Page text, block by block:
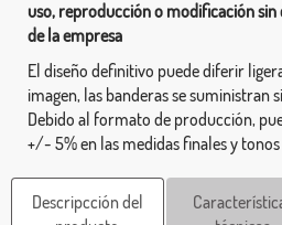
uso, reproducción o modificación
de la empresa
El diseño definitivo puede diferir
imagen, las banderas se suministran
Debido al formato de producción,
+/- 5% en las medidas finales y
Descripcción del